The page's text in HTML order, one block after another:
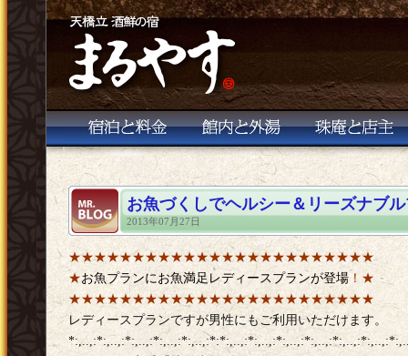
お魚づくしでヘルシー＆リーズナブ
2013年07月27日
★★★★★★★★★★★★★★★★★★★★★★★★
★お魚プランにお魚満足レディースプランが登場 ！★
★★★★★★★★★★★★★★★★★★★★★★★★
レディースプランですが男性にもご利用いただけます。